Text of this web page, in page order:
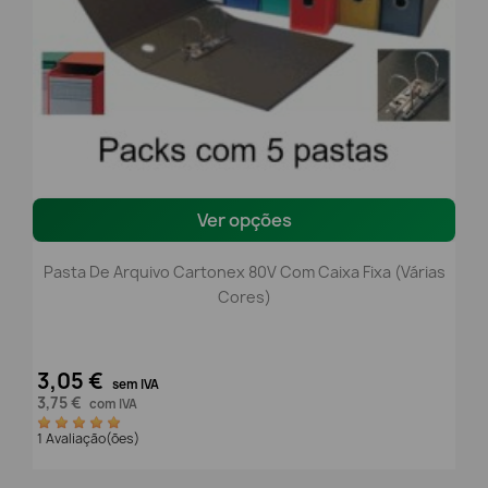
Ver opções
Pasta De Arquivo Cartonex 80V Com Caixa Fixa (Várias
Cores)
3,05 € sem IVA
3,75 € com IVA
1 Avaliação(ões)